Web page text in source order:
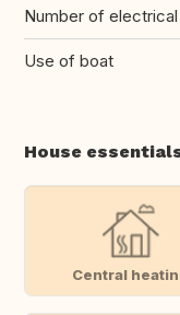
Number of
Use of boat
House
Central